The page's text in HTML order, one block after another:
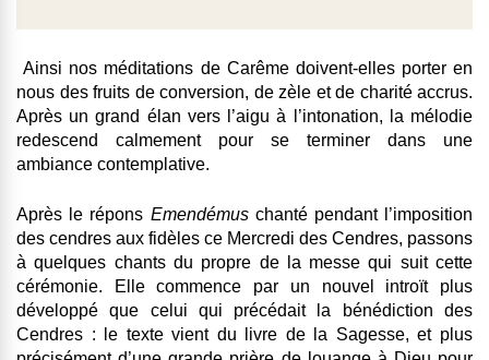
Ainsi nos méditations de Carême doivent-elles porter en
nous des fruits de conversion, de zèle et de charité accrus.
Après un grand élan vers l’aigu à l’intonation, la mélodie
redescend calmement pour se terminer dans une
ambiance contemplative.
Après le répons Emendémuschanté pendant l’imposition
des cendres aux fidèles ce Mercredi des Cendres, passons
à quelques chants du propre de la messe qui suit cette
cérémonie. Elle commence par un nouvel introït plus
développé que celui qui précédait la bénédiction des
Cendres : le texte vient du livre de la Sagesse, et plus